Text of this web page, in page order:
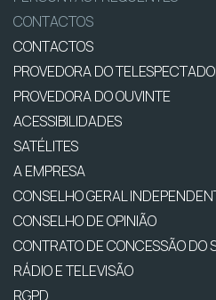
CONTACTOS
CONTACTOS
PROVEDORA DO
PROVEDORA DO OUVINTE
ACESSIBILIDADES
SATÉLITES
A EMPRESA
CONSELHO GERAL
CONSELHO DE OPINIÃO
CONTRATO DE CONCESSÃO DO
RÁDIO E TELEVISÃO
RGPD